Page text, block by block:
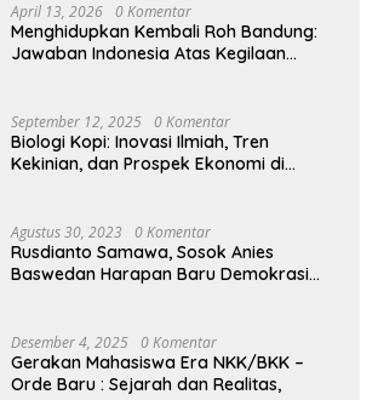
April 13, 2026 0 Komentar
Menghidupkan Kembali Roh Bandung:
Jawaban Indonesia Atas Kegilaan
September 12, 2025 0 Komentar
Biologi Kopi: Inovasi Ilmiah, Tren
Kekinian, dan Prospek Ekonomi di
Agustus 30, 2023 0 Komentar
Rusdianto Samawa, Sosok Anies
Baswedan Harapan Baru Demokrasi
Desember 4, 2025 0 Komentar
Gerakan Mahasiswa Era NKK/BKK –
Orde Baru : Sejarah dan Realitas,